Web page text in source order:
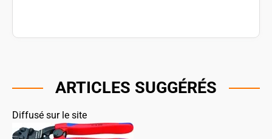
ARTICLES SUGGÉRÉS
Diffusé sur le site